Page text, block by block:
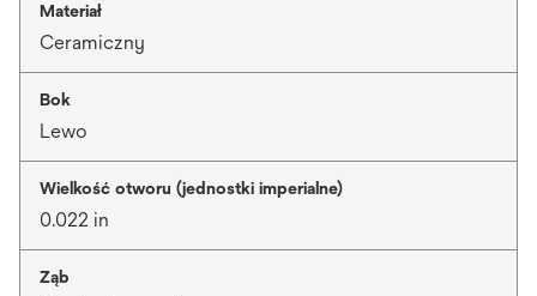
Materiał
Ceramiczny
Bok
Lewo
Wielkość otworu (jednostki imperialne)
0.022 in
Ząb